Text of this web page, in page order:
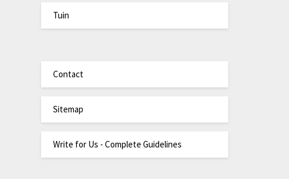
Tuin
Contact
Sitemap
Write for Us - Complete Guidelines